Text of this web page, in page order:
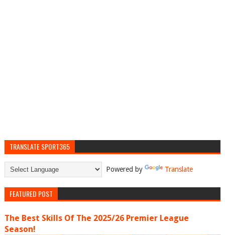
TRANSLATE SPORT365
Powered by Translate
FEATURED POST
The Best Skills Of The 2025/26 Premier League
Season!